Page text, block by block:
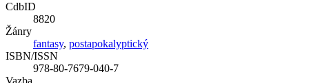
CdbID
8820
Žánry
fantasy, postapokalyptický
ISBN/ISSN
978-80-7679-040-7